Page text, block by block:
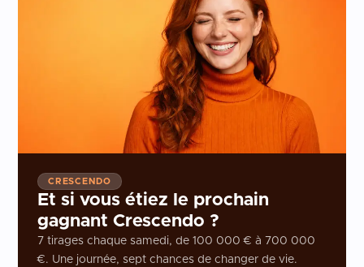
CRESCENDO
Et si vous étiez le prochain
gagnant Crescendo ?
7 tirages chaque samedi, de 100 000 € à 700 000
€. Une journée, sept chances de changer de vie.